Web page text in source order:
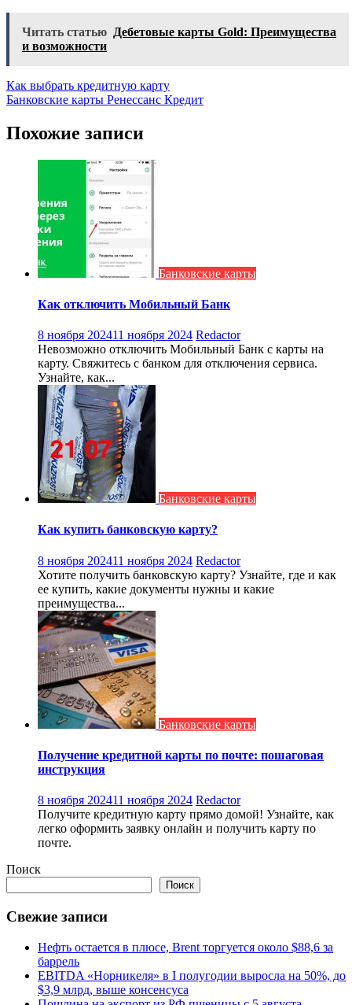
Читать статью Дебетовые карты Gold: Преимущества
и возможности
Навигация
по
записям
Как выбрать кредитную карту
Банковские карты Ренессанс Кредит
Похожие записи
Банковские карты
Как отключить Мобильный Банк
8 ноября 202411 ноября 2024 Redactor
Невозможно отключить Мобильный Банк с карты на
карту. Свяжитесь с банком для отключения сервиса.
Узнайте, как...
Банковские карты
Как купить банковскую карту?
8 ноября 202411 ноября 2024 Redactor
Хотите получить банковскую карту? Узнайте, где и как
ее купить, какие документы нужны и какие
преимущества...
Банковские карты
Получение кредитной карты по почте: пошаговая
инструкция
8 ноября 202411 ноября 2024 Redactor
Получите кредитную карту прямо домой! Узнайте, как
легко оформить заявку онлайн и получить карту по
почте.
Поиск
Поиск
Свежие записи
Нефть остается в плюсе, Brent торгуется около $88,6 за
баррель
EBITDA «Норникеля» в I полугодии выросла на 50%, до
$3,9 млрд, выше консенсуса